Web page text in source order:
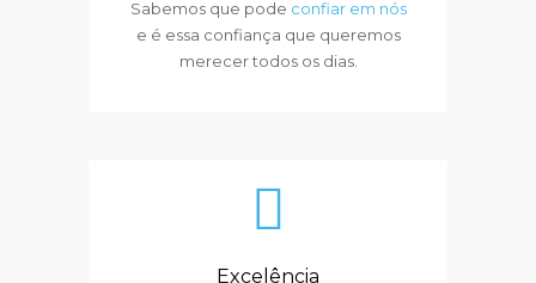
Sabemos que pode confiar em nós
e é essa confiança que queremos
merecer todos os dias.
Excelência